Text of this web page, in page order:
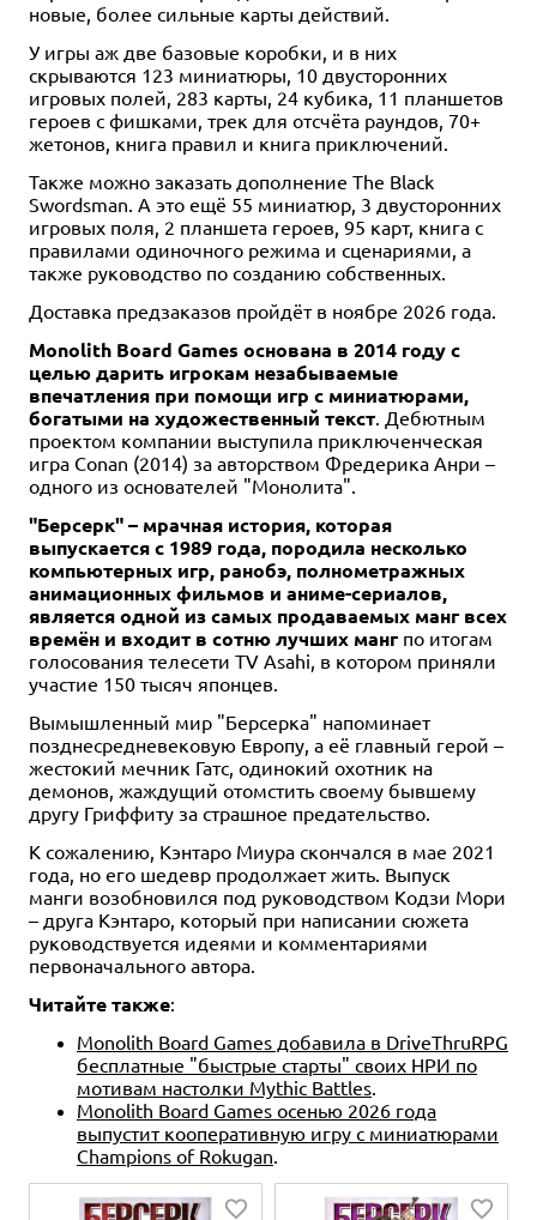
новые, более сильные карты действий.
У игры аж две базовые коробки, и в них
скрываются 123 миниатюры, 10 двусторонних
игровых полей, 283 карты, 24 кубика, 11 планшетов
героев с фишками, трек для отсчёта раундов, 70+
жетонов, книга правил и книга приключений.
Также можно заказать дополнение The Black
Swordsman. А это ещё 55 миниатюр, 3 двусторонних
игровых поля, 2 планшета героев, 95 карт, книга с
правилами одиночного режима и сценариями, а
также руководство по созданию собственных.
Доставка предзаказов пройдёт в ноябре 2026 года.
Monolith Board Games основана в 2014 году с
целью дарить игрокам незабываемые
впечатления при помощи игр с миниатюрами,
богатыми на художественный текст. Дебютным
проектом компании выступила приключенческая
игра Conan (2014) за авторством Фредерика Анри –
одного из основателей "Монолита".
"Берсерк" – мрачная история, которая
выпускается с 1989 года, породила несколько
компьютерных игр, ранобэ, полнометражных
анимационных фильмов и аниме-сериалов,
является одной из самых продаваемых манг всех
времён и входит в сотню лучших мангпо итогам
голосования телесети TV Asahi, в котором приняли
участие 150 тысяч японцев.
Вымышленный мир "Берсерка" напоминает
позднесредневековую Европу, а её главный герой –
жестокий мечник Гатс, одинокий охотник на
демонов, жаждущий отомстить своему бывшему
другу Гриффиту за страшное предательство.
К сожалению, Кэнтаро Миура скончался в мае 2021
года, но его шедевр продолжает жить. Выпуск
манги возобновился под руководством Кодзи Мори
– друга Кэнтаро, который при написании сюжета
руководствуется идеями и комментариями
первоначального автора.
Читайте также:
Monolith Board Games добавила в DriveThruRPG
бесплатные "быстрые старты" своих НРИ по
мотивам настолки Mythic Battles.
Monolith Board Games осенью 2026 года
выпустит кооперативную игру с миниатюрами
Champions of Rokugan.